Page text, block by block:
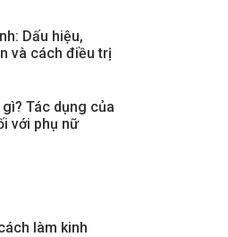
Dấu hiệu,
và cách điều trị
Tác dụng của
với phụ nữ
làm kinh